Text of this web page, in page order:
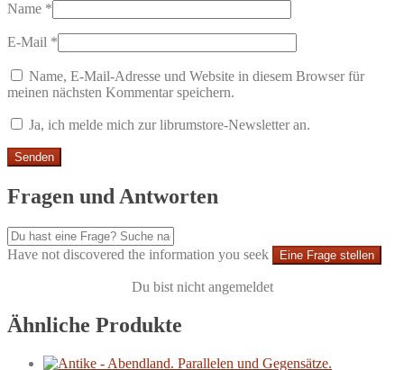
Name *
E-Mail *
Name, E-Mail-Adresse und Website in diesem Browser für
meinen nächsten Kommentar speichern.
Ja, ich melde mich zur librumstore-Newsletter an.
Fragen und Antworten
Have not discovered the information you seek Eine Frage stellen
Du bist nicht angemeldet
Ähnliche Produkte